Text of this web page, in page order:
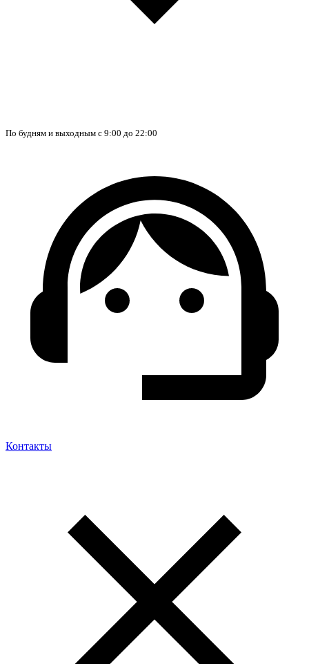
По будням и выходным с 9:00 до 22:00
Контакты